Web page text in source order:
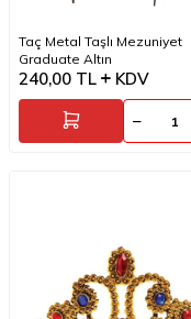
Taç Metal Taşlı Mezuniyet
Graduate Altın
240,00 TL KDV